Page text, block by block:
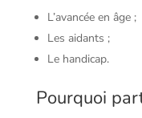
L’avancée en âge ;
Les aidants ;
Le handicap.
Pourquoi